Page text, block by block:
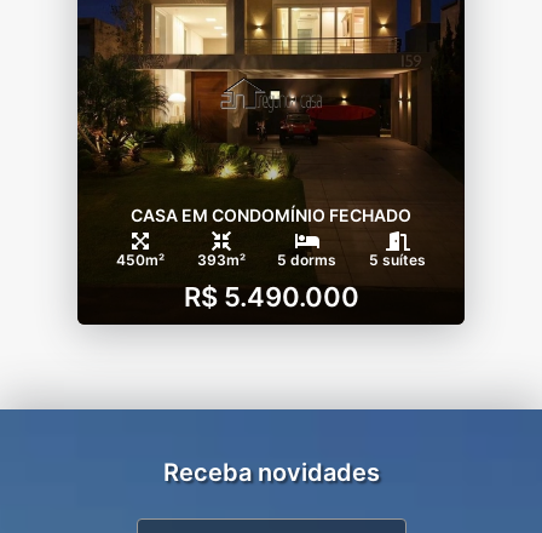
CASA EM CONDOMÍNIO FECHADO
450m² 393m² 5 dorms 5 suítes
R$ 5.490.000
Receba novidades